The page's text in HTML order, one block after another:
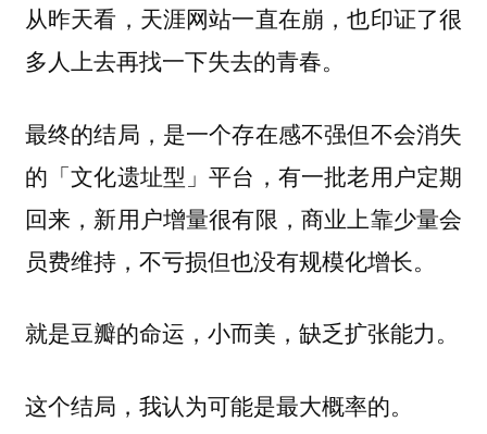
从昨天看，天涯网站一直在崩，也印证了很
多人上去再找一下失去的青春。
最终的结局，是一个存在感不强但不会消失
的「文化遗址型」平台，有一批老用户定期
回来，新用户增量很有限，商业上靠少量会
员费维持，不亏损但也没有规模化增长。
就是豆瓣的命运，小而美，缺乏扩张能力。
这个结局，我认为可能是最大概率的。